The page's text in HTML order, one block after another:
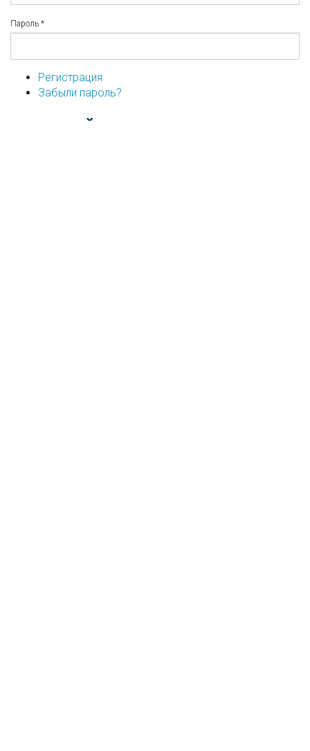
Пароль *
Регистрация
Забыли пароль?
...или войдите используя